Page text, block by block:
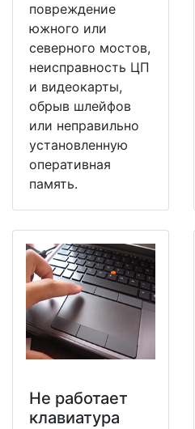
повреждение
южного или
северного мостов,
неисправность ЦП
и видеокарты,
обрыв шлейфов
или неправильно
установленную
оперативная
память.
Не работает
клавиатура